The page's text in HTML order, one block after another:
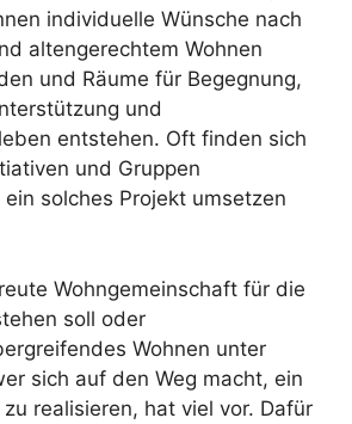
individuelle Wünsche nach
altengerechtem Wohnen
und Räume für Begegnung,
und
entstehen. Oft finden sich
und Gruppen
solches Projekt umsetzen
Wohngemeinschaft für die
soll oder
Wohnen unter
sich auf den Weg macht, ein
realisieren, hat viel vor. Dafür